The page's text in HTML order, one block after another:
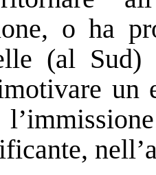
o ha
(al
un